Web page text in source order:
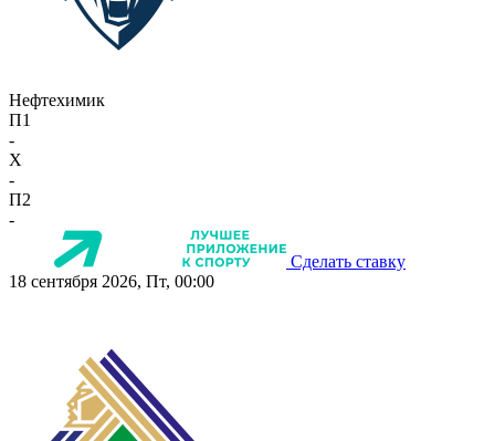
Нефтехимик
П1
-
X
-
П2
-
Сделать ставку
18 сентября 2026, Пт, 00:00